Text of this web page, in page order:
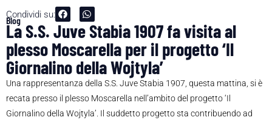
Condividi su:
Blog
La S.S. Juve Stabia 1907 fa visita al
plesso Moscarella per il progetto ‘Il
Giornalino della Wojtyla’
Una rappresentanza della S.S. Juve Stabia 1907, questa mattina, si è
recata presso il plesso Moscarella nell’ambito del progetto ‘Il
Giornalino della Wojtyla’. Il suddetto progetto sta contribuendo ad